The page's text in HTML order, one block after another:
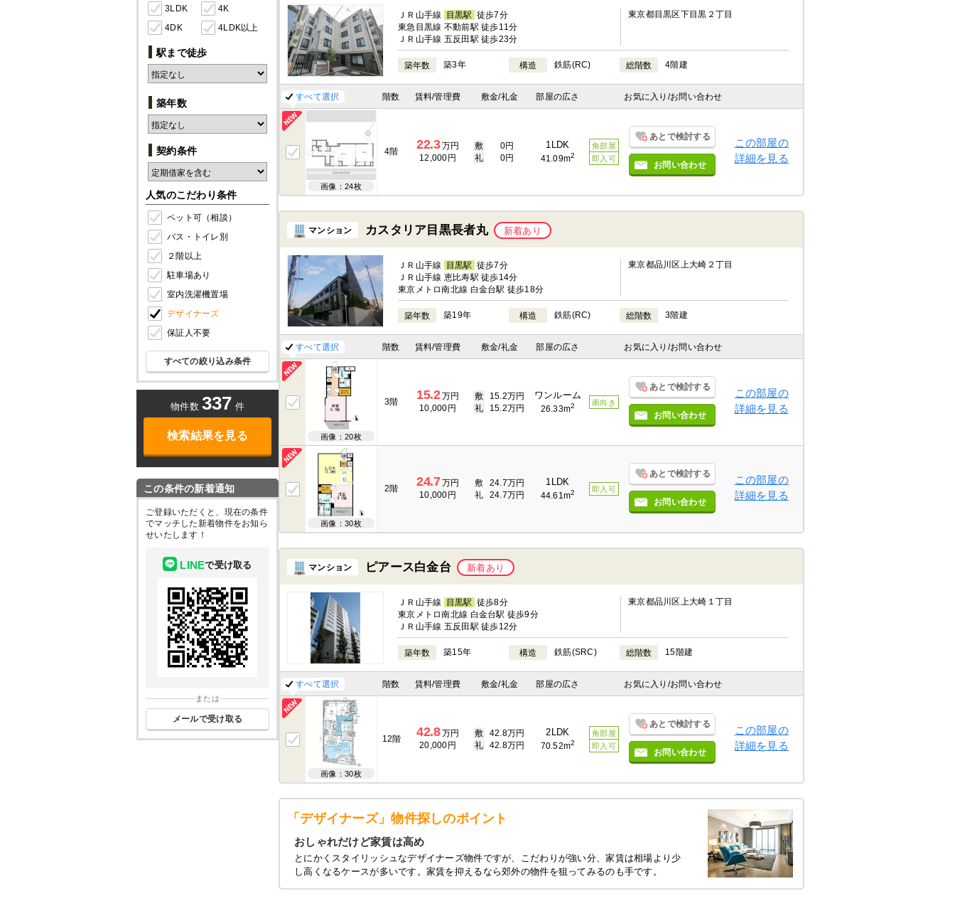
3LDK
4K
4DK
4LDK以上
駅まで徒歩
築年数
契約条件
人気のこだわり条件
ペット可（相談）
バス・トイレ別
２階以上
駐車場あり
室内洗濯機置場
デザイナーズ
保証人不要
すべての絞り込み条件
物件数 337 件
検索結果を見る
この条件の新着通知
ご登録いただくと、現在の条件
でマッチした新着物件をお知ら
せいたします！
LINEで受け取る
または
メールで受け取る
ＪＲ山手線 目黒駅 徒歩7分
東急目黒線 不動前駅 徒歩11分
ＪＲ山手線 五反田駅 徒歩23分
東京都目黒区下目黒２丁目
築年数 築3年 構造 鉄筋(RC) 総階数 4階建
すべて選択 階数 賃料/管理費 敷金/礼金 部屋の広さ お気に入り /お問い合わせ
画像：24枚
4階 22.3万円
12,000円
敷
0円
礼
0円
1LDK
41.09m2
角部屋
即入可
あとで検討する
お問い合わせ
この部屋の
詳細を見る
マンション カスタリア目黒長者丸 新着あり
ＪＲ山手線 目黒駅 徒歩7分
ＪＲ山手線 恵比寿駅 徒歩14分
東京メトロ南北線 白金台駅 徒歩18分
東京都品川区上大崎２丁目
築年数 築19年 構造 鉄筋(RC) 総階数 3階建
すべて選択 階数 賃料/管理費 敷金/礼金 部屋の広さ お気に入り /お問い合わせ
画像：20枚
3階 15.2万円
10,000円
敷
15.2万円
礼
15.2万円
ワンルーム
26.33m2 南向き
あとで検討する
お問い合わせ
この部屋の
詳細を見る
画像：30枚
2階 24.7万円
10,000円
敷
24.7万円
礼
24.7万円
1LDK
44.61m2 即入可
あとで検討する
お問い合わせ
この部屋の
詳細を見る
マンション ピアース白金台 新着あり
ＪＲ山手線 目黒駅 徒歩8分
東京メトロ南北線 白金台駅 徒歩9分
ＪＲ山手線 五反田駅 徒歩12分
東京都品川区上大崎１丁目
築年数 築15年 構造 鉄筋(SRC) 総階数 15階建
すべて選択 階数 賃料/管理費 敷金/礼金 部屋の広さ お気に入り /お問い合わせ
画像：30枚
12階 42.8万円
20,000円
敷
42.8万円
礼
42.8万円
2LDK
70.52m2
角部屋
即入可
あとで検討する
お問い合わせ
この部屋の
詳細を見る
「デザイナーズ」物件探しのポイント
おしゃれだけど家賃は高め
とにかくスタイリッシュなデザイナーズ物件ですが、こだわりが強い分、家賃は相場より少
し高くなるケースが多いです。家賃を抑えるなら郊外の物件を狙ってみるのも手です。